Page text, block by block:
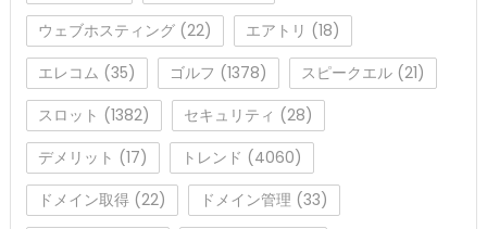
ウェブホスティング(22) エアトリ (18)
エレコム (35) ゴルフ (1378) スピークエル(21)
スロット (1382) セキュリティ (28)
デメリット (17) トレンド (4060)
ドメイン取得(22) ドメイン管理 (33)